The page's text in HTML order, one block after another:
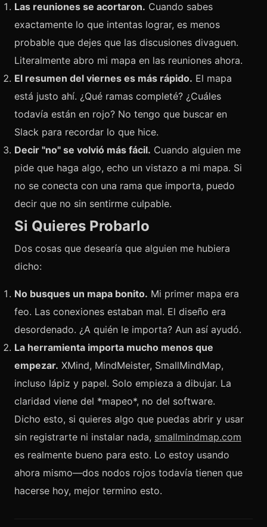
Las reuniones se acortaron. Cuando sabes
exactamente lo que intentas lograr, es menos
probable que dejes que las discusiones divaguen.
Literalmente abro mi mapa en las reuniones ahora.
El resumen del viernes es más rápido. El mapa
está justo ahí. ¿Qué ramas completé? ¿Cuáles
todavía están en rojo? No tengo que buscar en
Slack para recordar lo que hice.
Decir "no" se volvió más fácil. Cuando alguien me
pide que haga algo, echo un vistazo a mi mapa. Si
no se conecta con una rama que importa, puedo
decir que no sin sentirme culpable.
Si Quieres Probarlo
Dos cosas que desearía que alguien me hubiera
dicho:
No busques un mapa bonito. Mi primer mapa era
feo. Las conexiones estaban mal. El diseño era
desordenado. ¿A quién le importa? Aun así ayudó.
La herramienta importa mucho menos que
empezar. XMind, MindMeister, SmallMindMap,
incluso lápiz y papel. Solo empieza a dibujar. La
claridad viene del *mapeo*, no del software.
Dicho esto, si quieres algo que puedas abrir y usar
sin registrarte ni instalar nada, smallmindmap.com
es realmente bueno para esto. Lo estoy usando
ahora mismo—dos nodos rojos todavía tienen que
hacerse hoy, mejor termino esto.